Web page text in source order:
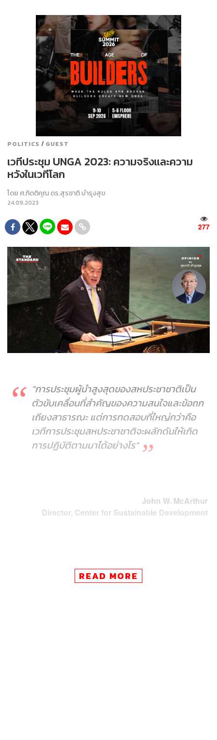
POLITICS / GUEST
เวทีประชุม UNGA 2023: ความจริงและความ
หวังในเวทีโลก
โดย ศ.กิตติคุณ ดร.สุรชาติ บำรุงสุข
24.09.2023
277
“การประชุมผู้นำสูงสุดของสหประชาชาติเป็น
ตัวขับเคลื่อนที่สำคัญของความสนใจและข้อถก
เถียงสาธารณะ แต่การทดสอบที่ใหญ่กว่าคือ
เวทีการประชุมสหประชาชาติจะผลักดันให้เกิด
การปฏิบัติตามมาได้อย่างไร”
John W. McArthur
Director, Center for Sustainable Development
ต่อประเด็นการพัฒนาและสถาบันแบบพหุภาคี
READ MORE